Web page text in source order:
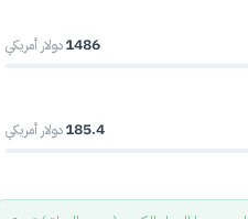
1486دولار أمريكي
185.4دولار أمريكي